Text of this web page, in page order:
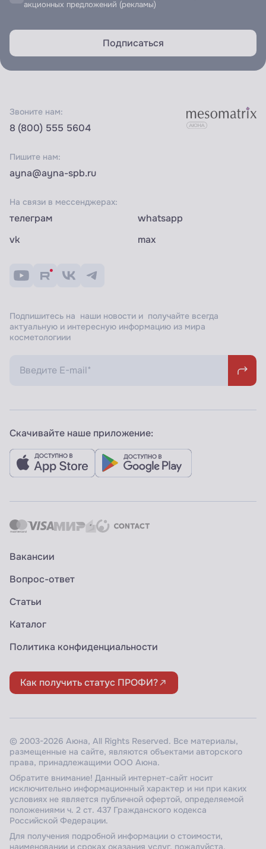
акционных предложений (рекламы)
Подписаться
Звоните нам:
8 (800) 555 5604
Пишите нам:
ayna@ayna-spb.ru
На связи в мессенджерах:
телеграм
whatsapp
vk
max
Подпишитесь на наши новости и получайте всегда
актуальную и интересную информацию из мира
косметологиии
Скачивайте наше приложение:
Вакансии
Вопрос-ответ
Статьи
Каталог
Политика конфиденциальности
Как получить статус ПРОФИ?
© 2003-2026 Аюна, All Rights Reserved. Все материалы,
размещенные на сайте, являются объектами авторского
права, принадлежащими ООО Аюна.
Обратите внимание! Данный интернет-сайт носит
исключительно информационный характер и ни при каких
условиях не является публичной офертой, определяемой
положениями ч. 2 ст. 437 Гражданского кодекса
Российской Федерации.
Для получения подробной информации о стоимости,
наименовании и сроках оказания услуг, пожалуйста,